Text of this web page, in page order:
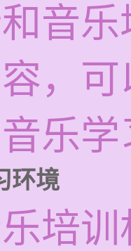
音
，
乐
环境
培